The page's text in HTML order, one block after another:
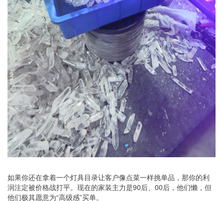
如果你还在拿着一个灯具目录让客户像点菜一样挑单品，那你的利
润注定被价格战打平。现在的家装主力是90后、00后，他们懒，但
他们极其愿意为“高级感”买单。